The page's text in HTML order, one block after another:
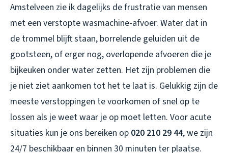
Amstelveen zie ik dagelijks de frustratie van mensen
met een verstopte wasmachine-afvoer. Water dat in
de trommel blijft staan, borrelende geluiden uit de
gootsteen, of erger nog, overlopende afvoeren die je
bijkeuken onder water zetten. Het zijn problemen die
je niet ziet aankomen tot het te laat is. Gelukkig zijn de
meeste verstoppingen te voorkomen of snel op te
lossen als je weet waar je op moet letten. Voor acute
situaties kun je ons bereiken op 020 210 29 44, we zijn
24/7 beschikbaar en binnen 30 minuten ter plaatse.